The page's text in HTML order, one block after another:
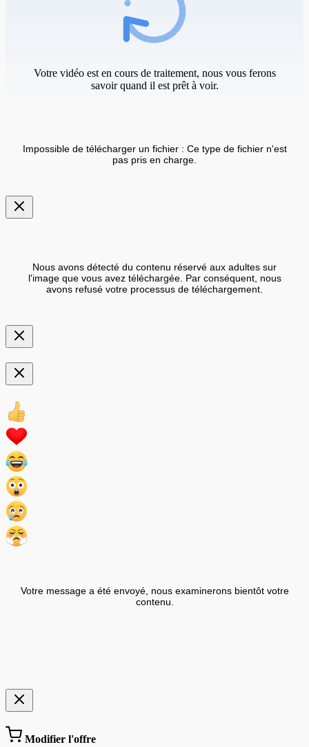
Votre vidéo est en cours de traitement, nous vous ferons
savoir quand il est prêt à voir.
Impossible de télécharger un fichier : Ce type de fichier n'est
pas pris en charge.
Nous avons détecté du contenu réservé aux adultes sur
l'image que vous avez téléchargée. Par conséquent, nous
avons refusé votre processus de téléchargement.
Votre message a été envoyé, nous examinerons bientôt votre
contenu.
Modifier l'offre